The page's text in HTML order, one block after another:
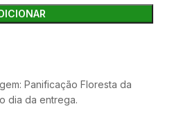
Panificação Floresta da
dia da entrega.